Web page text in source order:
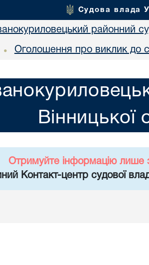
Судова влада
районний
• Оголошення про виклик до
Вінницької
Отримуйте інформацію лише
Контакт-центр судової